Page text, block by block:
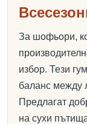
За шофьори,
избор. Тези
баланс между
Предлагат
на сухи